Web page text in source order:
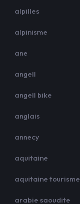
alpilles
alpinisme
ane
angell
angell bike
anglais
annecy
aquitaine
aquitaine tourisme
arabie saoudite